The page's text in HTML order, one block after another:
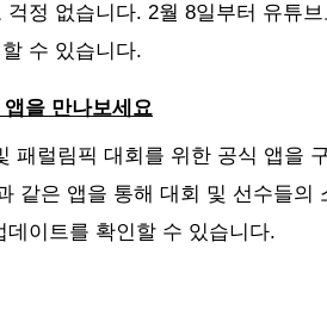
걱정 없습니다. 2월 8일부터 유튜
수 있습니다.
을 만나보세요
패럴림픽 대회를 위한 공식 앱을
같은 앱을 통해 대회 및 선수들의
이트를 확인할 수 있습니다.